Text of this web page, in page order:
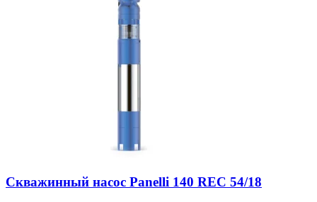
Скважинный насос Panelli 140 REC 54/18